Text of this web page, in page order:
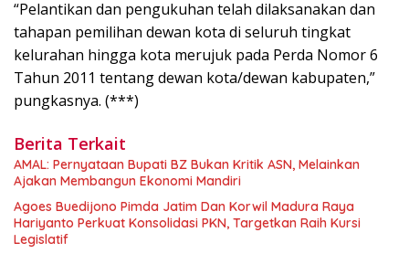
“Pelantikan dan pengukuhan telah dilaksanakan dan
tahapan pemilihan dewan kota di seluruh tingkat
kelurahan hingga kota merujuk pada Perda Nomor 6
Tahun 2011 tentang dewan kota/dewan kabupaten,”
pungkasnya. (***)
Berita Terkait
AMAL: Pernyataan Bupati BZ Bukan Kritik ASN, Melainkan
Ajakan Membangun Ekonomi Mandiri
Agoes Buedijono Pimda Jatim Dan Korwil Madura Raya
Hariyanto Perkuat Konsolidasi PKN, Targetkan Raih Kursi
Legislatif